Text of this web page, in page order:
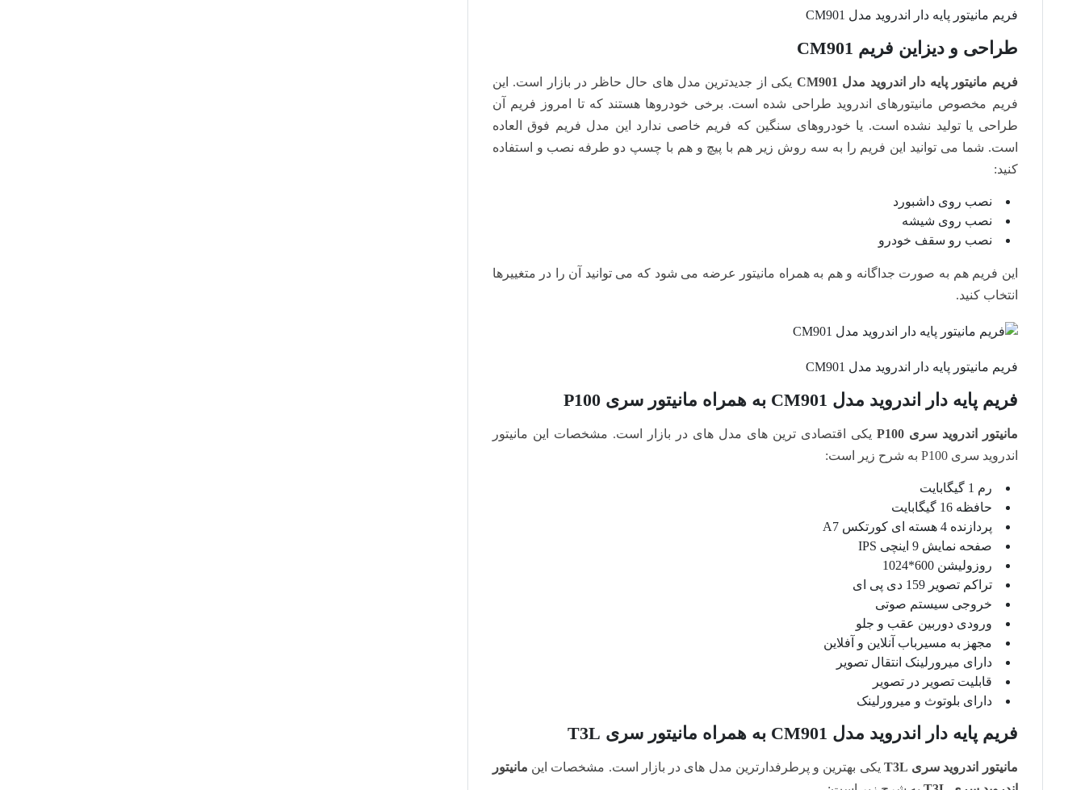
فریم مانیتور پایه دار اندروید مدل CM901
طراحی و دیزاین فریم CM901
فریم مانیتور پایه دار اندروید مدل CM901
یکی از جدیدترین مدل های حال حاظر در بازار است. این
فریم مخصوص مانیتورهای اندروید طراحی شده است. برخی خودروها هستند که تا امروز فریم آن
طراحی یا تولید نشده است. یا خودروهای سنگین که فریم خاصی ندارد این مدل فریم فوق العاده
است. شما می توانید این فریم را به سه روش زیر هم با پیچ و هم با چسپ دو طرفه نصب و استفاده
کنید:
نصب روی داشبورد
نصب روی شیشه
نصب رو سقف خودرو
این فریم هم به صورت جداگانه و هم به همراه مانیتور عرضه می شود که می توانید آن را در متغییرها
انتخاب کنید.
فریم مانیتور پایه دار اندروید مدل CM901
فریم پایه دار اندروید مدل CM901 به همراه مانیتور سری P100
مانیتور اندروید سری P100
یکی اقتصادی ترین های مدل های در بازار است. مشخصات این مانیتور
اندروید سری P100 به شرح زیر است:
رم 1 گیگابایت
حافظه 16 گیگابایت
پردازنده 4 هسته ای کورتکس A7
صفحه نمایش 9 اینچی IPS
روزولیشن 600*1024
تراکم تصویر 159 دی پی ای
خروجی سیستم صوتی
ورودی دوربین عقب و جلو
مجهز به مسیرباب آنلاین و آفلاین
دارای میرورلینک انتقال تصویر
قابلیت تصویر در تصویر
دارای بلوتوث و میرورلینک
فریم پایه دار اندروید مدل CM901 به همراه مانیتور سری T3L
مانیتور اندروید سری T3L یکی بهترین و پرطرفدارترین مدل های در بازار است. مشخصات این مانیتور